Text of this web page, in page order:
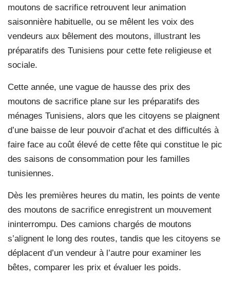
moutons de sacrifice retrouvent leur animation
saisonnière habituelle, ou se mêlent les voix des
vendeurs aux bêlement des moutons, illustrant les
préparatifs des Tunisiens pour cette fete religieuse et
sociale.
Cette année, une vague de hausse des prix des
moutons de sacrifice plane sur les préparatifs des
ménages Tunisiens, alors que les citoyens se plaignent
d’une baisse de leur pouvoir d’achat et des difficultés à
faire face au coût élevé de cette fête qui constitue le pic
des saisons de consommation pour les familles
tunisiennes.
Dès les premières heures du matin, les points de vente
des moutons de sacrifice enregistrent un mouvement
ininterrompu. Des camions chargés de moutons
s’alignent le long des routes, tandis que les citoyens se
déplacent d’un vendeur à l’autre pour examiner les
bêtes, comparer les prix et évaluer les poids.